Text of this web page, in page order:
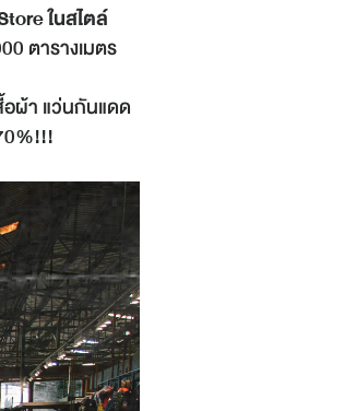
ในสไตล์
ตารางเมตร
อผ้า แว่นกันแดด